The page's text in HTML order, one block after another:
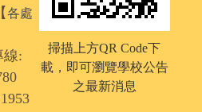
各處
線:
掃描上方QR Code下
載， 即可瀏覽學校公告
之最新消息